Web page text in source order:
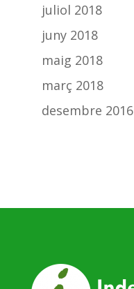
juliol 2018
juny 2018
maig 2018
març 2018
desembre 2016